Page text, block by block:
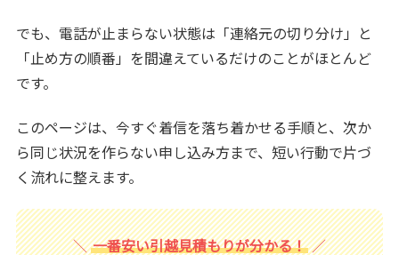
でも、電話が止まらない状態は「連絡元の切り分け」と
「止め方の順番」を間違えているだけのことがほとんど
です。
このページは、今すぐ着信を落ち着かせる手順と、次か
ら同じ状況を作らない申し込み方まで、短い行動で片づ
く流れに整えます。
一番安い引越見積もりが分かる！